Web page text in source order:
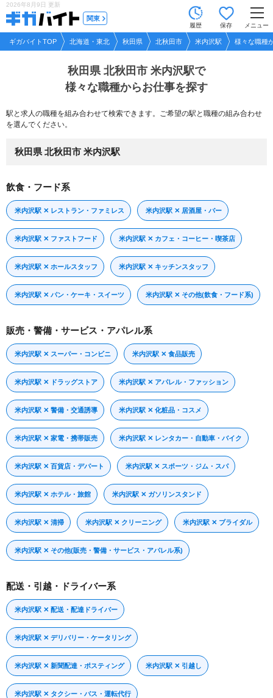
2026年8月9日 更新
関東
履歴 保存 メニュー
ギガバイトTOP 北海道・東北 秋田県 北秋田市 米内沢駅 様々な職種
秋田県 北秋田市 米内沢駅で
様々な職種からお仕事を探す
駅と求人の職種を組み合わせて検索できます。ご希望の駅と職種の組み合わせ
を選んでください。
秋田県 北秋田市 米内沢駅
飲食・フード系
米内沢駅 ✕ レストラン・ファミレス 米内沢駅 ✕ 居酒屋・バー
米内沢駅 ✕ ファストフード 米内沢駅 ✕ カフェ・コーヒー・喫茶店
米内沢駅 ✕ ホールスタッフ 米内沢駅 ✕ キッチンスタッフ
米内沢駅 ✕ パン・ケーキ・スイーツ 米内沢駅 ✕ その他(飲食・フード系)
販売・警備・サービス・アパレル系
米内沢駅 ✕ スーパー・コンビニ 米内沢駅 ✕ 食品販売
米内沢駅 ✕ ドラッグストア 米内沢駅 ✕ アパレル・ファッション
米内沢駅 ✕ 警備・交通誘導 米内沢駅 ✕ 化粧品・コスメ
米内沢駅 ✕ 家電・携帯販売 米内沢駅 ✕ レンタカー・自動車・バイク
米内沢駅 ✕ 百貨店・デパート 米内沢駅 ✕ スポーツ・ジム・スパ
米内沢駅 ✕ ホテル・旅館 米内沢駅 ✕ ガソリンスタンド
米内沢駅 ✕ 清掃 米内沢駅 ✕ クリーニング 米内沢駅 ✕ ブライダル
米内沢駅 ✕ その他(販売・警備・サービス・アパレル系)
配送・引越・ドライバー系
米内沢駅 ✕ 配送・配達ドライバー
米内沢駅 ✕ デリバリー・ケータリング
米内沢駅 ✕ 新聞配達・ポスティング 米内沢駅 ✕ 引越し
米内沢駅 ✕ タクシー・バス・運転代行